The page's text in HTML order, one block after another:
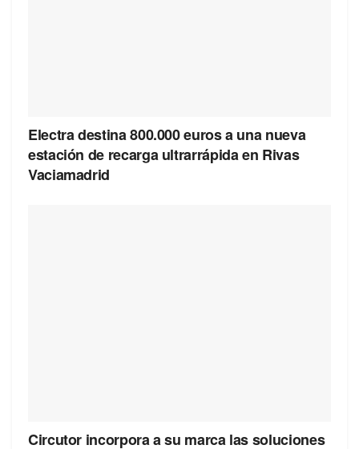
Electra destina 800.000 euros a una nueva
estación de recarga ultrarrápida en Rivas
Vaciamadrid
Circutor incorpora a su marca las soluciones